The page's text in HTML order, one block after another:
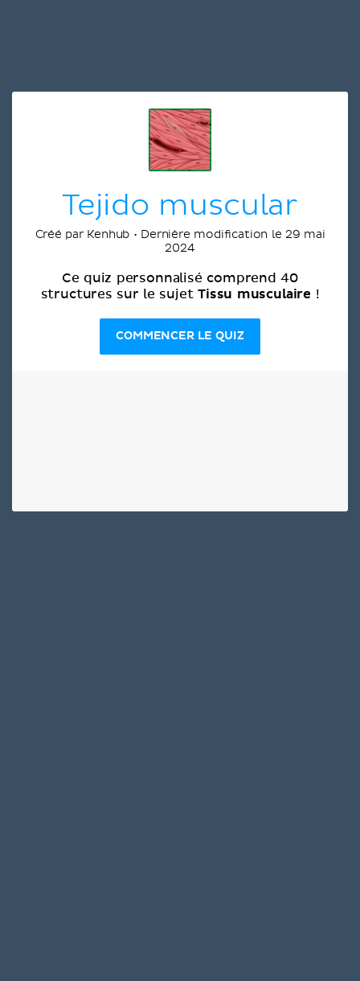
Tejido muscular
Créé par Kenhub • Dernière modification le 29 mai
2024
Ce quiz personnalisé comprend 40
structures sur le sujetTissu musculaire !
COMMENCER LE QUIZ